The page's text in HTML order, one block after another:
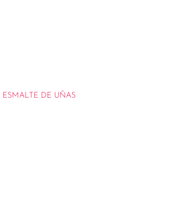
ESMALTE DE UÑAS